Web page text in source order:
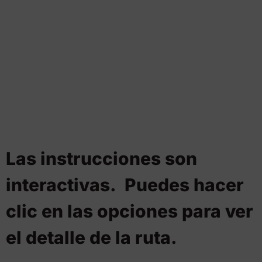
Las instrucciones son
interactivas. Puedes hacer
clic en las opciones para ver
el detalle de la ruta.